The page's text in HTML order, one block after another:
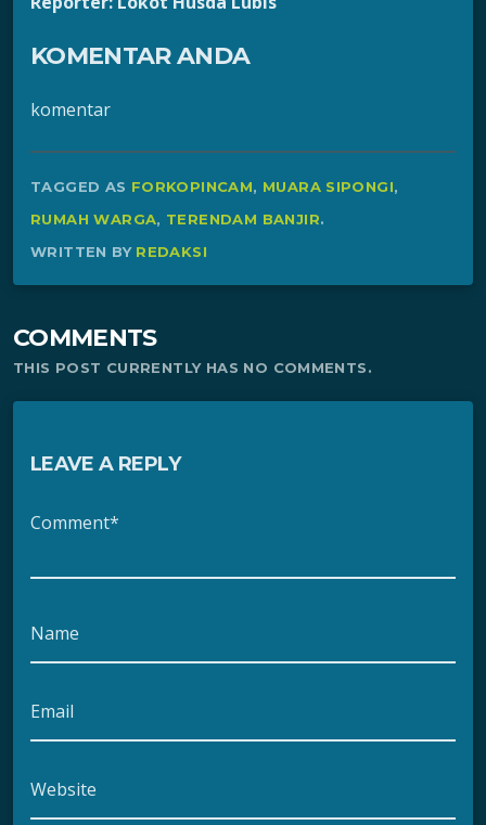
KOMENTAR ANDA
komentar
TAGGED AS FORKOPINCAM, MUARA SIPONGI,
RUMAH WARGA, TERENDAM BANJIR.
WRITTEN BY REDAKSI
COMMENTS
THIS POST CURRENTLY HAS NO COMMENTS.
LEAVE A REPLY
Comment*
Name
Email
Website